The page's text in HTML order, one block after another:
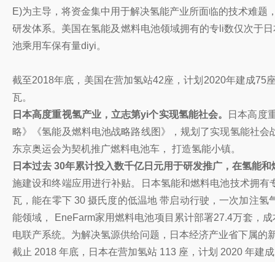
E)为主导，将资金集中用于解决氢能产业所面临的技术难
研发体系。美国在氢能及燃料电池领域拥有的专li数仅次于
池乘用车保有量diyi。
截至2018年底，美国在营加氢站42座，计划2020年建成75
瓦。
日本高度重视氢产业，立志第yi个实现氢能社会。
日本高度
略》《氢能及燃料电池战略路线图》，规划了实现氢能社
东京奥运会为契机推广燃料电池车， 打造氢能小镇。
日本过去 30年累计投入数千亿日元用于研发推广，在氢能
施建设和终端应用进行补贴。日本氢能和燃料电池技术拥
瓦，能在零下 30 摄氏度的低温地 带启动行驶，一次加注
能领域， EneFarm家用燃料电池项目累计部署27.4万套，
电联产系统。为解决氢源供给问题，日本经济产业省下属
截止 2018 年底，日本在营加氢站 113 座，计划 2020 年建